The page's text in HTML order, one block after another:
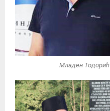
Младен Тодорић